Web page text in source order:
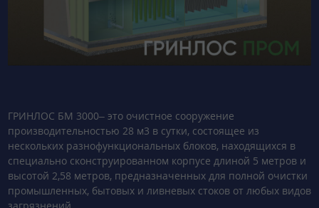
ГРИНЛОС БМ 3000– это очистное сооружение
производительностью 28 м3 в сутки, состоящее из
нескольких разнофункциональных блоков, находящихся в
специально сконструированном корпусе длиной 5 метров и
высотой 2,58 метров, предназначенных для полной очистки
промышленных, бытовых и ливневых стоков от любых видов